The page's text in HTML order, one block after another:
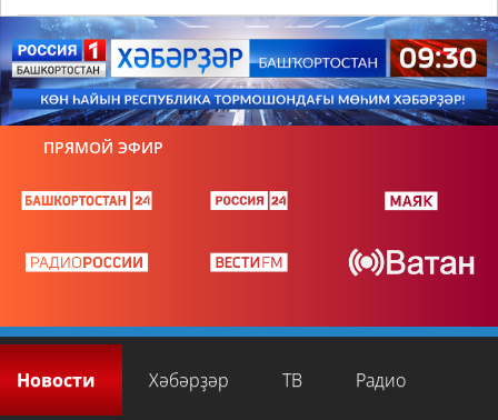
ПРЯМОЙ ЭФИР
Новости Хәбәрҙәр ТВ Радио